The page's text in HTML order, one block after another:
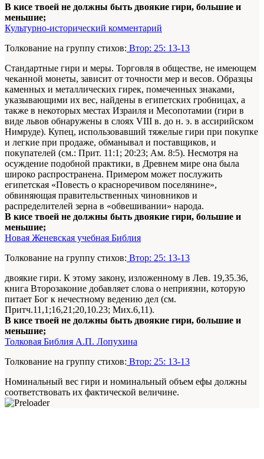
В кисе твоей не должны быть двоякие гири, большие и
меньшие;
Культурно-исторический комментарий
Толкование на группу стихов: Втор: 25: 13-13
Стандартные гири и меры. Торговля в обществе, не имеющем
чеканной монеты, зависит от точности мер и весов. Образцы
каменных и металлических гирек, помеченных знаками,
указывающими их вес, найдены в египетских гробницах, а
также в некоторых местах Израиля и Месопотамии (гири в
виде львов обнаружены в слоях VIII в. до н. э. в ассирийском
Нимруде). Купец, использовавший тяжелые гири при покупке
и легкие при продаже, обманывал и поставщиков, и
покупателей (см.: Прит. 11:1; 20:23; Ам. 8:5). Несмотря на
осуждение подобной практики, в Древнем мире она была
широко распространена. Примером может послужить
египетская «Повесть о красноречивом поселянине»,
обвиняющая правительственных чиновников и
распределителей зерна в «обвешивании» народа.
В кисе твоей не должны быть двоякие гири, большие и
меньшие;
Новая Женевская учебная Библия
Толкование на группу стихов: Втор: 25: 13-13
двоякие гири. К этому закону, изложенному в Лев. 19,35.36,
книга Второзаконие добавляет слова о неприязни, которую
питает Бог к нечестному ведению дел (см.
Притч.11,1;16,21;20,10.23; Мих.6,11).
В кисе твоей не должны быть двоякие гири, большие и
меньшие;
Толковая Библия А.П. Лопухина
Толкование на группу стихов: Втор: 25: 13-13
Номинальный вес гири и номинальный объем ефы должны
соответствовать их фактической величине.